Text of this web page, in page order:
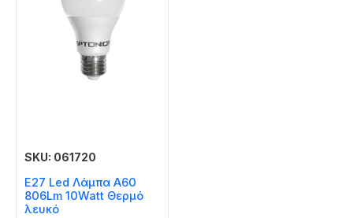
SKU: 061720
E27 Led Λάμπα A60
806Lm 10Watt Θερμό
λευκό